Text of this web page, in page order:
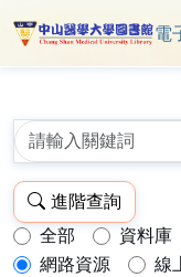
中山醫學 電
進階查詢
查詢模式：
全部 資料庫
網路資源
線